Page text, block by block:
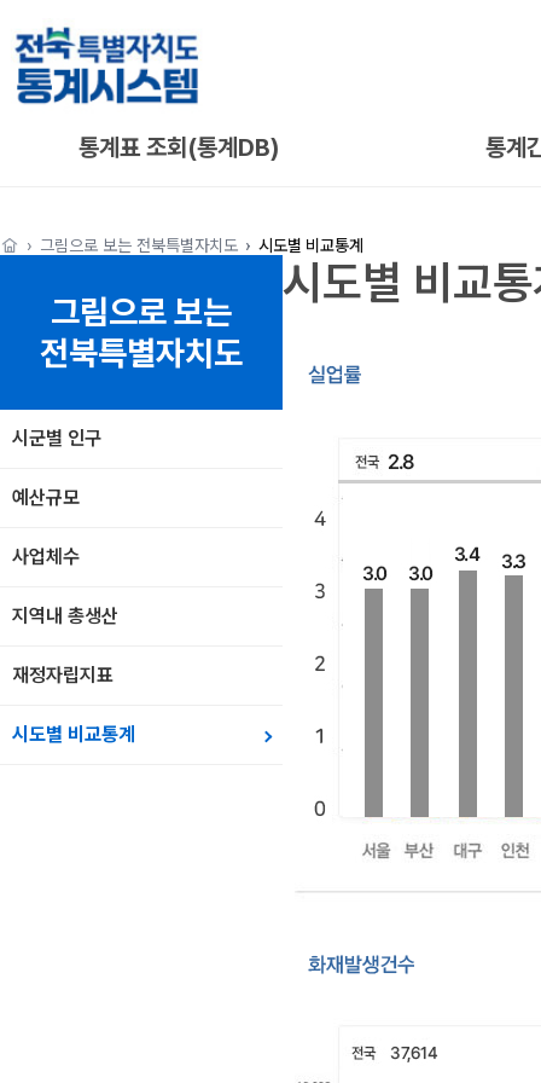
통계표 조회(통계DB) 통계
그림으로 보는 전북특별자치도 시도별 비교통계
그림으로 보는
전북특별자치도
시군별 인구
예산규모
사업체수
지역내 총생산
재정자립지표
시도별 비교통계
시도별 비교